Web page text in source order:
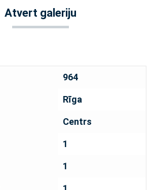
Atvert galeriju
964
Rīga
Centrs
1
1